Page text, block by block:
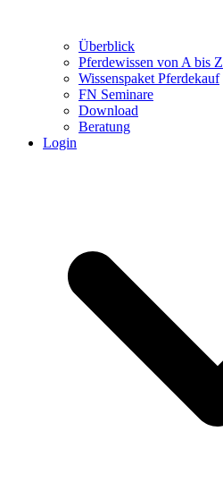
Überblick
Pferdewissen von A bis Z
Wissenspaket Pferdekauf
FN Seminare
Download
Beratung
Login